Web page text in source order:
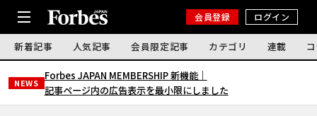
会員登録 ログイン
新着記事 人気記事 会員限定記事 カテゴリ 連載
NEWS
Forbes JAPAN MEMBERSHIP 新機能｜
記事ページ内の広告表示を最小限にしました